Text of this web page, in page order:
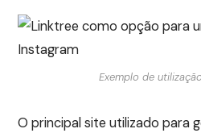
Exemplo de
O principal site utilizado para